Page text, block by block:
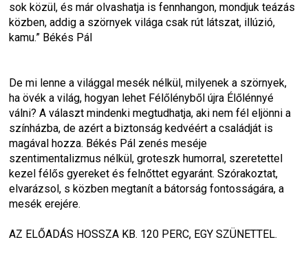
sok közül, és már olvashatja is fennhangon, mondjuk teázás
közben, addig a szörnyek világa csak rút látszat, illúzió,
kamu.” Békés Pál
De mi lenne a világgal mesék nélkül, milyenek a szörnyek,
ha övék a világ, hogyan lehet Félőlényből újra Élőlénnyé
válni? A választ mindenki megtudhatja, aki nem fél eljönni a
színházba, de azért a biztonság kedvéért a családját is
magával hozza. Békés Pál zenés meséje
szentimentalizmus nélkül, groteszk humorral, szeretettel
kezel félős gyereket és felnőttet egyaránt. Szórakoztat,
elvarázsol, s közben megtanít a bátorság fontosságára, a
mesék erejére.
AZ ELŐADÁS HOSSZA KB. 120 PERC, EGY SZÜNETTEL.